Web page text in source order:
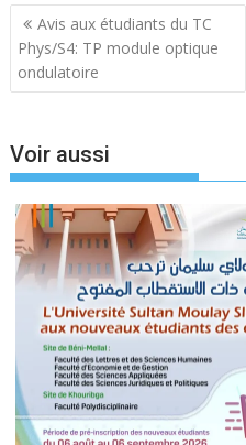
Navigation
de
l’article
Avis aux étudiants du TC
Phys/S4: TP module optique
ondulatoire
Voir aussi